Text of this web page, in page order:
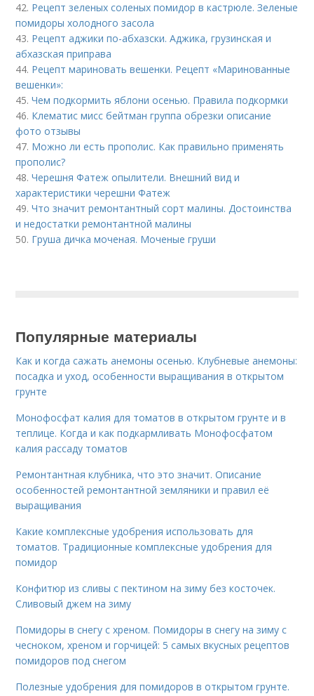
42. Рецепт зеленых соленых помидор в кастрюле. Зеленые
помидоры холодного засола
43. Рецепт аджики по-абхазски. Аджика, грузинская и
абхазская приправа
44. Рецепт мариновать вешенки. Рецепт «Маринованные
вешенки»:
45.Чем подкормить яблони осенью. Правила подкормки
46. Клематис мисс бейтман группа обрезки описание
фото отзывы
47. Можно ли есть прополис. Как правильно применять
прополис?
48.Черешня Фатеж опылители. Внешний вид и
характеристики черешни Фатеж
49.Что значит ремонтантный сорт малины. Достоинства
и недостатки ремонтантной малины
50. Груша дичка моченая. Моченые груши
Популярные материалы
Как и когда сажать анемоны осенью. Клубневые анемоны:
посадка и уход, особенности выращивания в открытом
грунте
Монофосфат калия для томатов в открытом грунте и в
теплице. Когда и как подкармливать Монофосфатом
калия рассаду томатов
Ремонтантная клубника, что это значит. Описание
особенностей ремонтантной земляники и правил её
выращивания
Какие комплексные удобрения использовать для
томатов. Традиционные комплексные удобрения для
помидор
Конфитюр из сливы с пектином на зиму без косточек.
Сливовый джем на зиму
Помидоры в снегу с хреном. Помидоры в снегу на зиму с
чесноком, хреном и горчицей: 5 самых вкусных рецептов
помидоров под снегом
Полезные удобрения для помидоров в открытом грунте.